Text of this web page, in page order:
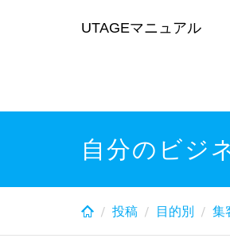
UTAGEマニュアル
自分のビジ
投稿 目的別 集